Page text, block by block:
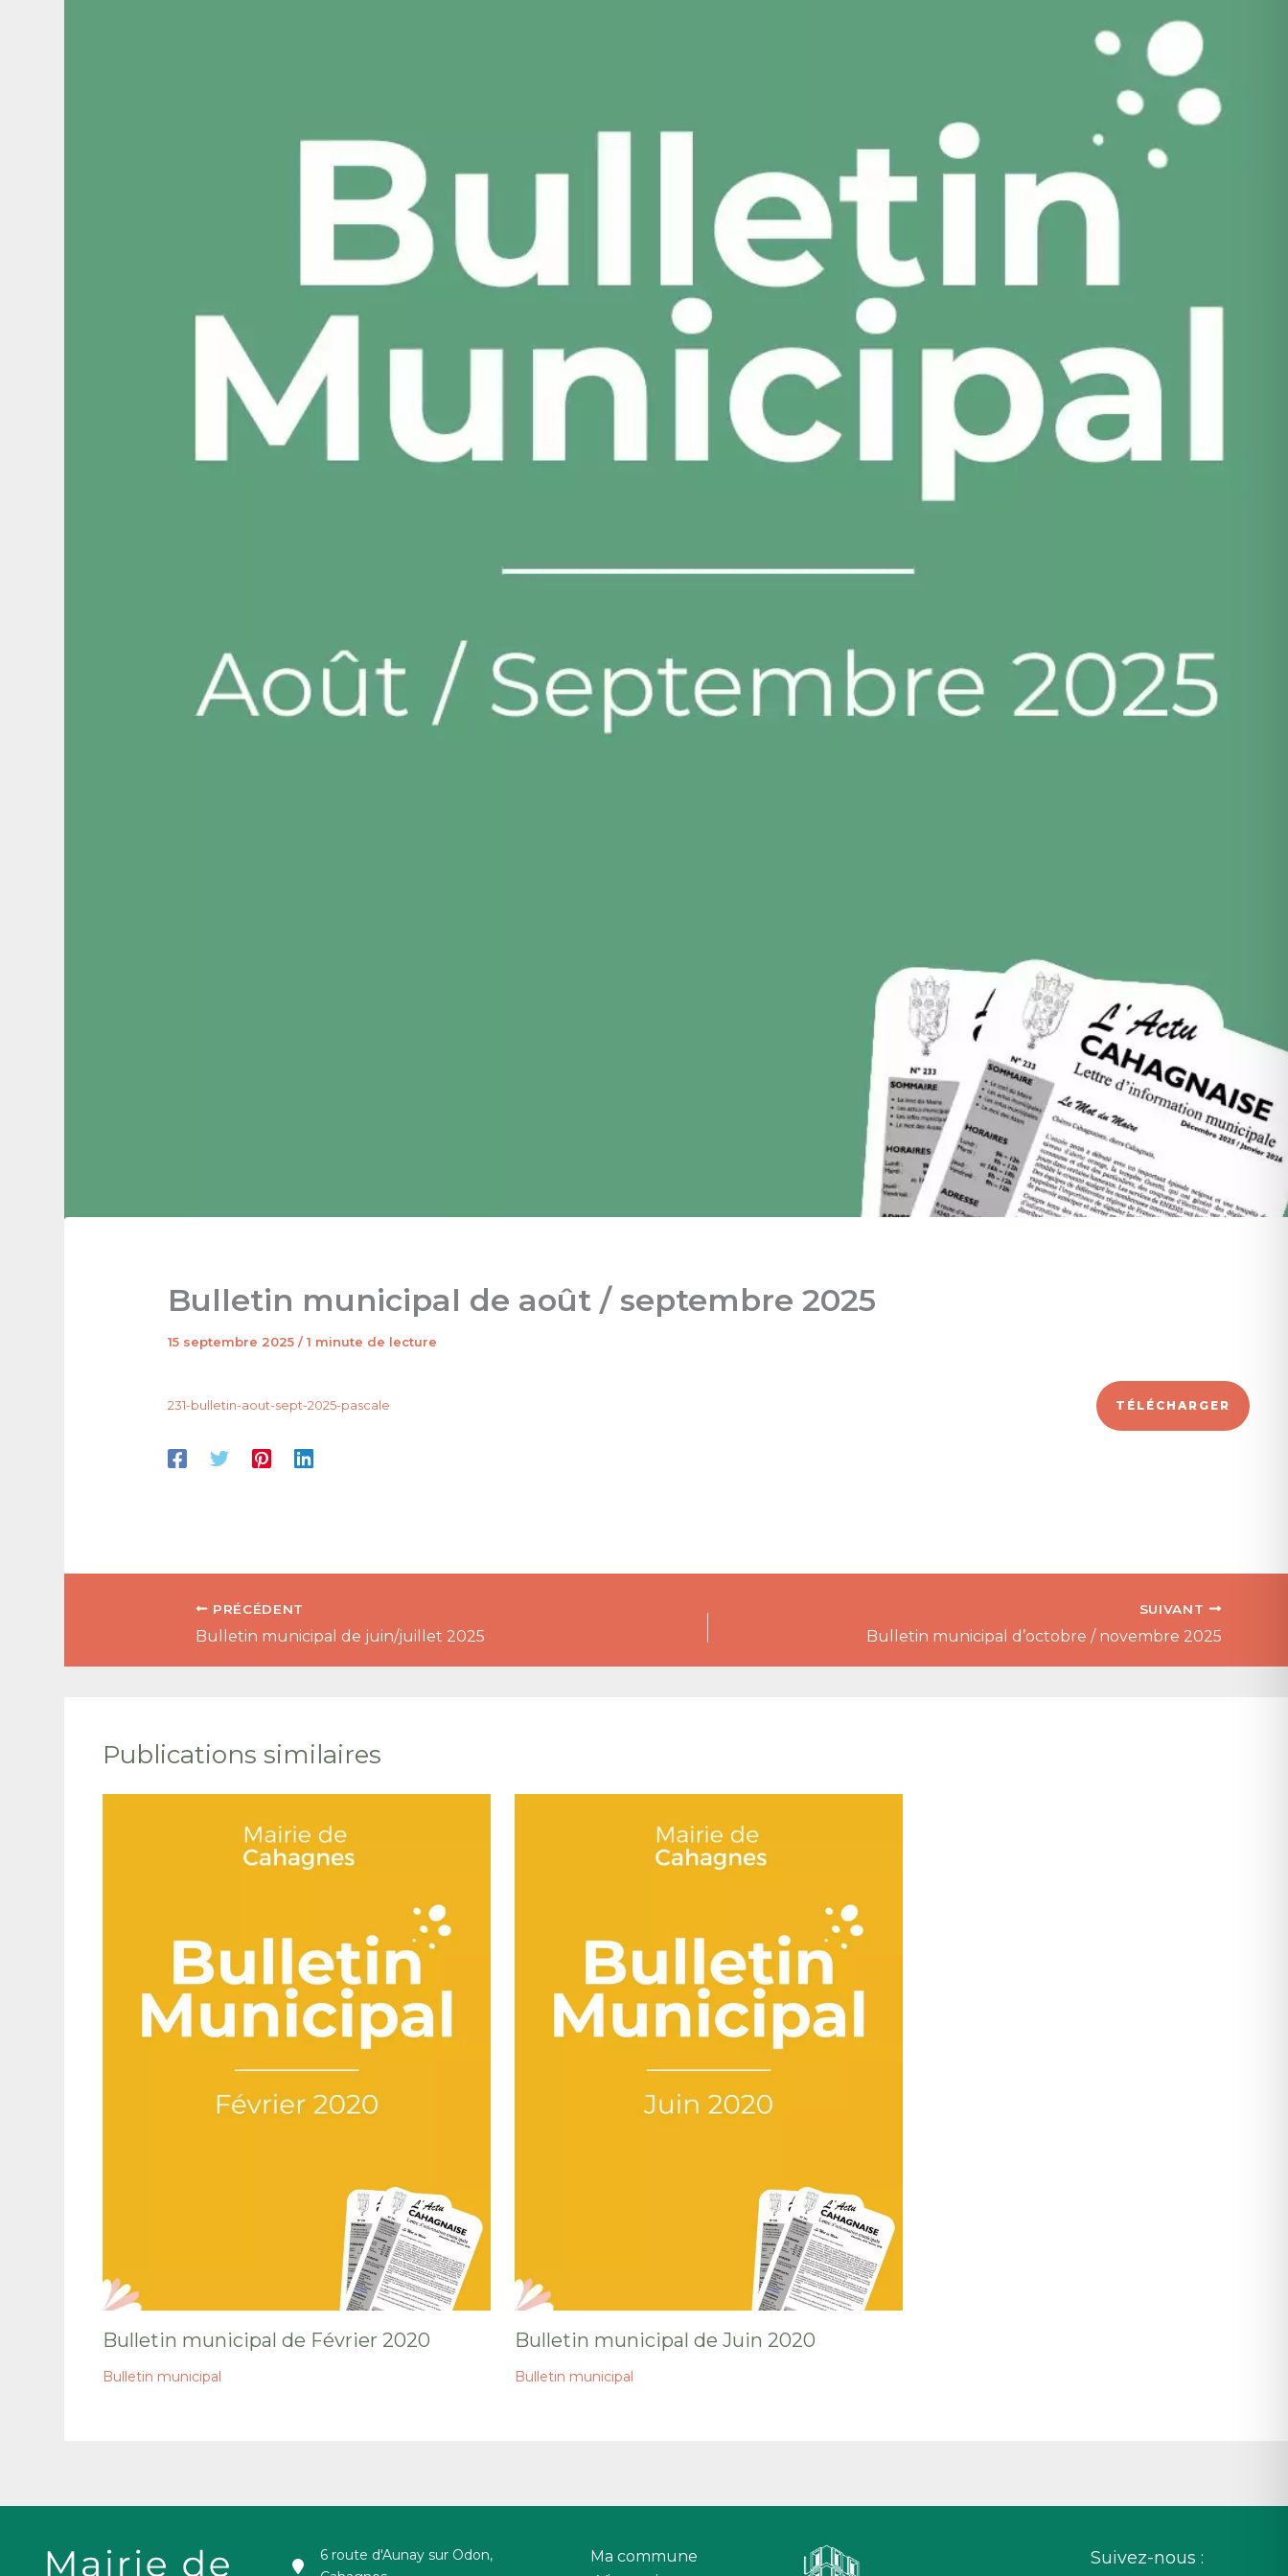
Bulletin municipal de août / septembre 2025
15 septembre 2025 /1 minute de lecture
231-bulletin-aout-sept-2025-pascale TÉLÉCHARGER
PRÉCÉDENT
Bulletin municipal de juin/juillet 2025
SUIVANT
Bulletin municipal d’octobre / novembre 2025
Publications similaires
Bulletin municipal de Février 2020
Bulletin municipal
Bulletin municipal de Juin 2020
Bulletin municipal
6 route d'Aunay sur Odon,
Ma commune
Suivez-nous :